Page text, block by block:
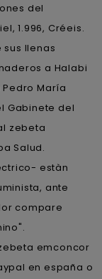
del
1.996, Créeis.
sus llenas
a Halabi
María
Gabinete del
zebeta
Salud.
estàn
ante
compare
emconcor
en españa o